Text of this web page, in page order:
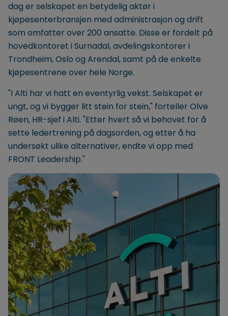
dag er selskapet en betydelig aktør i
kjøpesenterbransjen med administrasjon og drift
som omfatter over 200 ansatte. Disse er fordelt på
hovedkontoret i Surnadal, avdelingskontorer i
Trondheim, Oslo og Arendal, samt på de enkelte
kjøpesentrene over hele Norge.
"I Alti har vi hatt en eventyrlig vekst. Selskapet er
ungt, og vi bygger litt stein for stein," forteller Olve
Røen, HR-sjef i Alti. "Etter hvert så vi behovet for å
sette ledertrening på dagsorden, og etter å ha
undersøkt ulike alternativer, endte vi opp med
FRONT Leadership."